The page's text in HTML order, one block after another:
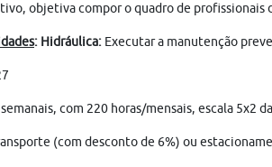
objetiva compor o quadro de
: Hidráulica: Executar a manutenção
com 220 horas/mensais, escala 5x2
(com desconto de 6%) ou